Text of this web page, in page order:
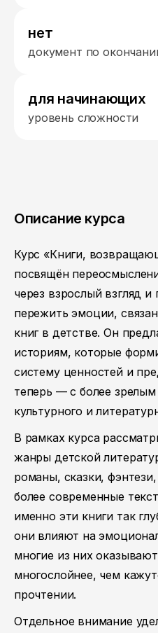
нет
документ по
для начинающих
уровень сложности
Описание курса
Курс «Книги,
посвящён
через взрослый взгляд и
пережить эмоции,
книг в детстве. Он
историям, которые
систему ценностей и
теперь — с более
культурного и
В рамках курса
жанры детской
романы, сказки,
более современные
именно эти книги так
они влияют на
многие из них
многослойнее, чем
прочтении.
Отдельное внимание